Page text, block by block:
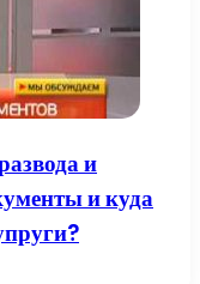
и
и куда